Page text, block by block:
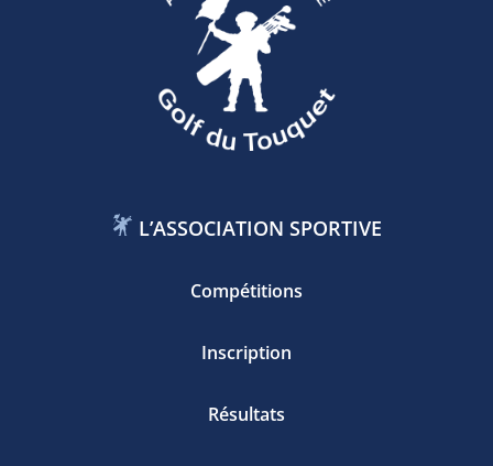
L’ASSOCIATION SPORTIVE
Compétitions
Inscription
Résultats